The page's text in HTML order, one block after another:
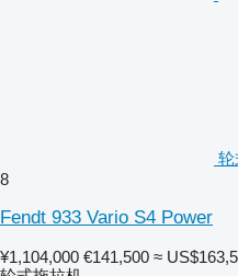
轮
8
Fendt 933 Vario S4 Power
¥1,104,000 €141,500 ≈